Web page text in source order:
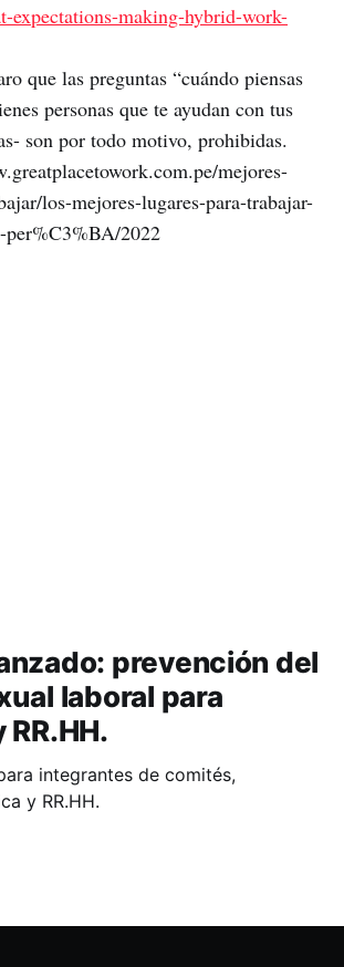
expectations-making-hybrid-work-
que las preguntas “cuándo piensas
personas que te ayudan con tus
son por todo motivo, prohibidas.
mejores-
los-mejores-lugares-para-trabajar-
per%C3%BA/2022
prevención del
laboral para
integrantes de comités,
y RR.HH.